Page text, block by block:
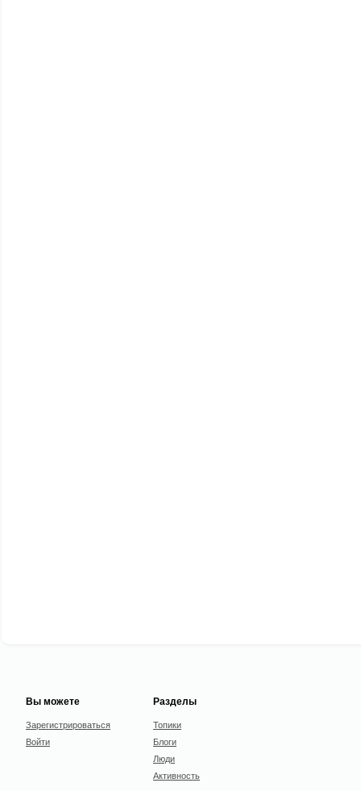
Вы можете
Зарегистрироваться
Войти
Разделы
Топики
Блоги
Люди
Активность